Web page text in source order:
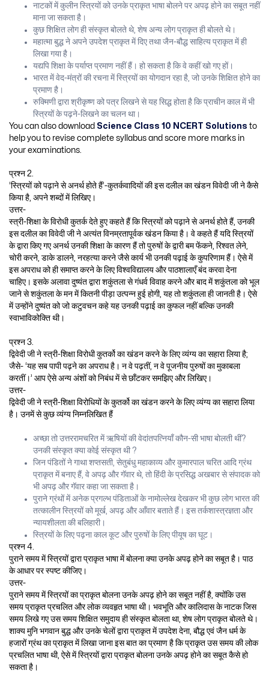
नाटकों में कुलीन स्त्रियों को उनके प्राकृत भाषा बोलने पर अपढ़ होने का सबूत नहीं
माना जा सकता है।
कुछ शिक्षित लोग ही संस्कृत बोलते थे, शेष अन्य लोग प्राकृत ही बोलते थे।
महात्मा बुद्ध ने अपने उपदेश प्राकृत में दिए तथा जैन-बौद्ध साहित्य प्राकृत में ही
लिखा गया है।
यद्यपि शिक्षा के पर्याप्त प्रमाण नहीं हैं। हो सकता है कि वे कहीं खो गए हों।
भारत में वेद-मंत्रों की रचना में स्त्रियों का योगदान रहा है, जो उनके शिक्षित होने का
प्रमाण है।
रुक्मिणी द्वारा श्रीकृष्ण को पत्र लिखने से यह सिद्ध होता है कि प्राचीन काल में भी
स्त्रियों के पढ़ने-लिखने का चलन था।
You can also download Science Class 10 NCERT Solutions to
help you to revise complete syllabus and score more marks in
your examinations.
प्रश्न 2.
‘स्त्रियों को पढ़ाने से अनर्थ होते हैं’-कुतर्कवादियों की इस दलील का खंडन विवेदी जी ने कैसे
किया है, अपने शब्दों में लिखिए।
उत्तर-
स्त्री-शिक्षा के विरोधी कुतर्क देते हुए कहते हैं कि स्त्रियों को पढ़ाने से अनर्थ होते हैं, उनकी
इस दलील का विवेदी जी ने अत्यंत विनम्रतापूर्वक खंडन किया है। वे कहते हैं यदि स्त्रियों
के द्वारा किए गए अनर्थ उनकी शिक्षा के कारण हैं तो पुरुषों के द्वारी बम फेंकने, रिश्वत लेने,
चोरी करने, डाके डालने, नरहत्या करने जैसे कार्य भी उनकी पढ़ाई के कुपरिणाम हैं। ऐसे में
इस अपराध को ही समाप्त करने के लिए विश्वविद्यालय और पाठशालाएँ बंद करवा देना
चाहिए। इसके अलावा दुष्यंत द्वारा शकुंतला से गंधर्व विवाह करने और बाद में शकुंतला को भूल
जाने से शकुंतला के मन में कितनी पीड़ा उत्पन्न हुई होगी, यह तो शकुंतला ही जानती है। ऐसे
में उन्होंने दुष्यंत को जो कटुवचन कहे यह उनकी पढ़ाई का कुफल नहीं बल्कि उनकी
स्वाभाविकोक्ति थी।
प्रश्न 3.
द्विवेदी जी ने स्त्री-शिक्षा विरोधी कुतर्को का खंडन करने के लिए व्यंग्य का सहारा लिया है;
जैसे- ‘यह सब पापी पढ़ने का अपराध है। न वे पढ़तीं, न वे पूजनीय पुरुषों का मुकाबला
करतीं।’ आप ऐसे अन्य अंशों को निबंध में से छाँटकर समझिए और लिखिए।
उत्तर-
द्विवेदी जी ने स्त्री-शिक्षा विरोधियों के कुतर्को का खंडन करने के लिए व्यंग्य का सहारा लिया
है। उनमें से कुछ व्यंग्य निम्नलिखित हैं
अच्छा तो उत्तररामचरित में ऋषियों की वेदांतपत्नियाँ कौन-सी भाषा बोलती थीं?
उनकी संस्कृत क्या कोई संस्कृत थी ?
जिन पंडितों ने गाथा शप्तसती, सेतुबंधु महाकाव्य और कुमारपाल चरित आदि ग्रंथ
प्राकृत में बनाए हैं, वे अपढ़ और गॅवार थे, तो हिंदी के प्रसिद्ध अखबार से संपादक को
भी अपढ़ और गॅवार कहा जा सकता है।
पुराने ग्रंथों में अनेक प्रगल्भ पंडिताओं के नामोल्लेख देखकर भी कुछ लोग भारत की
तत्कालीन स्त्रियों को मूर्ख, अपढ़ और आँवार बताते हैं। इस तर्कशास्त्रज्ञता और
न्यायशीलता की बलिहारी।
स्त्रियों के लिए पढ़ना काल कूट और पुरुषों के लिए पीयूष का घूट।
प्रश्न 4.
पुराने समय में स्त्रियों द्वारा प्राकृत भाषा में बोलना क्या उनके अपढ़ होने का सबूत है। पाठ
के आधार पर स्पष्ट कीजिए।
उत्तर-
पुराने समय में स्त्रियों का प्राकृत बोलना उनके अपढ़ होने का सबूत नहीं है, क्योंकि उस
समय प्राकृत प्रचलित और लोक व्यवहृत भाषा थी। भवभूति और कालिदास के नाटक जिस
समय लिखे गए उस समय शिक्षित समुदाय ही संस्कृत बोलता था, शेष लोग प्राकृत बोलते थे।
शाक्य मुनि भगवान बुद्ध और उनके चेलों द्वारा प्राकृत में उपदेश देना, बौद्ध एवं जैन धर्म के
हजारों ग्रंथ का प्राकृत में लिखा जाना इस बात का प्रमाण है कि प्राकृत उस समय की लोक
प्रचलित भाषा थी, ऐसे में स्त्रियों द्वारा प्राकृत बोलना उनके अपढ़ होने का सबूत कैसे हो
सकता है।